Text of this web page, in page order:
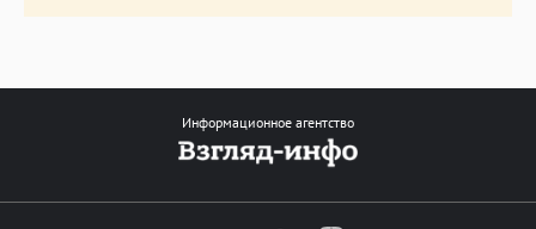
Информационное агентство